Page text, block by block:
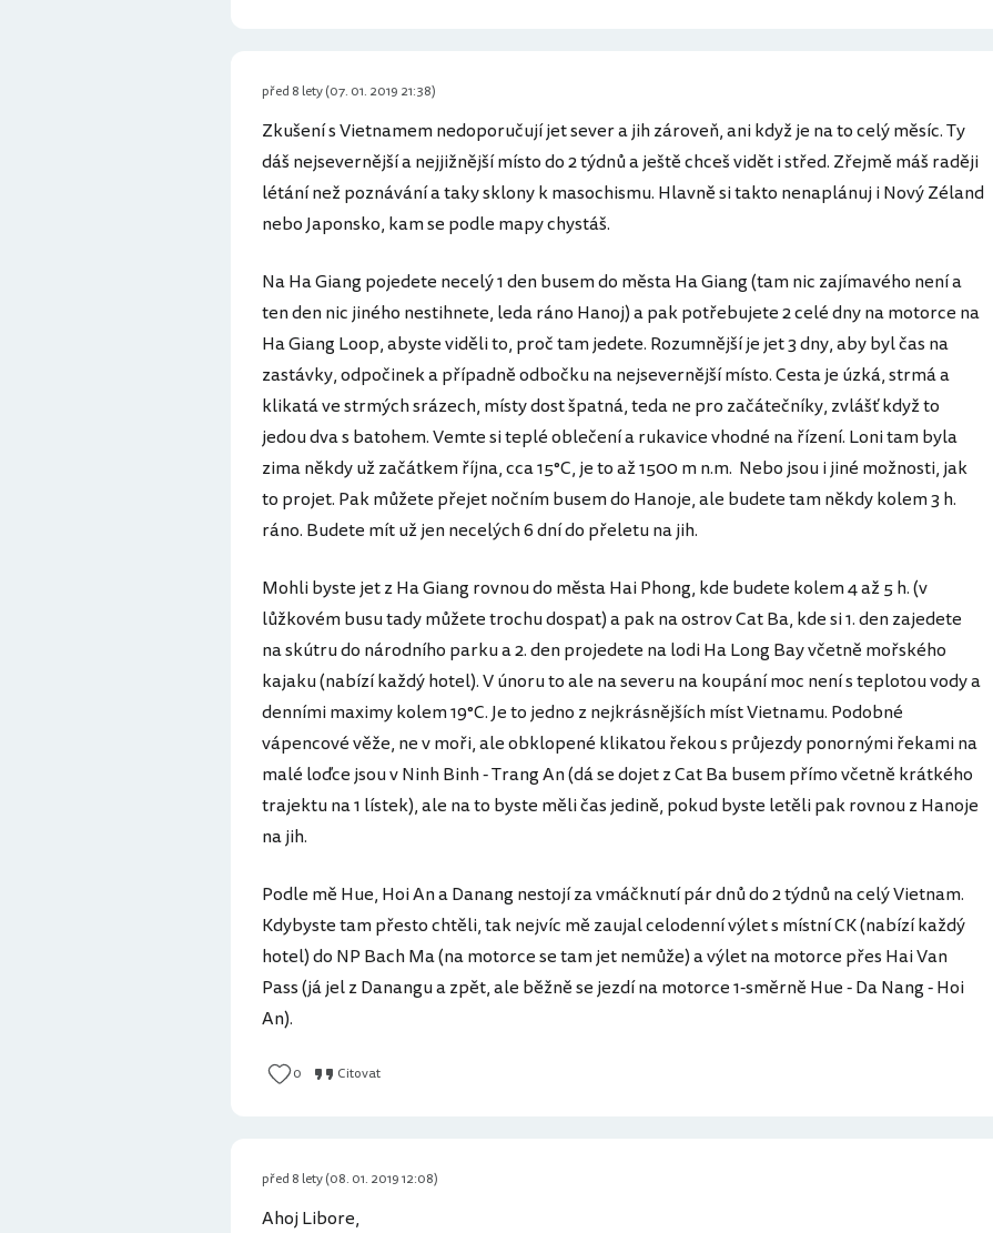
Zkušení s Vietnamem nedoporučují jet sever a jih zároveň, ani když je na to celý měsíc. Ty
dáš nejsevernější a nejjižnější místo do 2 týdnů a ještě chceš vidět i střed. Zřejmě máš raději
létání než poznávání a taky sklony k masochismu. Hlavně si takto nenaplánuj i Nový Zéland
nebo Japonsko, kam se podle mapy chystáš.
Na Ha Giang pojedete necelý 1 den busem do města Ha Giang (tam nic zajímavého není a
ten den nic jiného nestihnete, leda ráno Hanoj) a pak potřebujete 2 celé dny na motorce na
Ha Giang Loop, abyste viděli to, proč tam jedete. Rozumnější je jet 3 dny, aby byl čas na
zastávky, odpočinek a případně odbočku na nejsevernější místo. Cesta je úzká, strmá a
klikatá ve strmých srázech, místy dost špatná, teda ne pro začátečníky, zvlášť když to
jedou dva s batohem. Vemte si teplé oblečení a rukavice vhodné na řízení. Loni tam byla
zima někdy už začátkem října, cca 15°C, je to až 1500 m n.m. Nebo jsou i jiné možnosti, jak
to projet. Pak můžete přejet nočním busem do Hanoje, ale budete tam někdy kolem 3 h.
ráno. Budete mít už jen necelých 6 dní do přeletu na jih.
Mohli byste jet z Ha Giang rovnou do města Hai Phong, kde budete kolem 4 až 5 h. (v
lůžkovém busu tady můžete trochu dospat) a pak na ostrov Cat Ba, kde si 1. den zajedete
na skútru do národního parku a 2. den projedete na lodi Ha Long Bay včetně mořského
kajaku (nabízí každý hotel). V únoru to ale na severu na koupání moc není s teplotou vody a
denními maximy kolem 19°C. Je to jedno z nejkrásnějších míst Vietnamu. Podobné
vápencové věže, ne v moři, ale obklopené klikatou řekou s průjezdy ponornými řekami na
malé loďce jsou v Ninh Binh - Trang An (dá se dojet z Cat Ba busem přímo včetně krátkého
trajektu na 1 lístek), ale na to byste měli čas jedině, pokud byste letěli pak rovnou z Hanoje
na jih.
Podle mě Hue, Hoi An a Danang nestojí za vmáčknutí pár dnů do 2 týdnů na celý Vietnam.
Kdybyste tam přesto chtěli, tak nejvíc mě zaujal celodenní výlet s místní CK (nabízí každý
hotel) do NP Bach Ma (na motorce se tam jet nemůže) a výlet na motorce přes Hai Van
Pass (já jel z Danangu a zpět, ale běžně se jezdí na motorce 1-směrně Hue - Da Nang - Hoi
An).
0 Citovat
před 8 lety (07. 01. 2019 21:38)
Ahoj Libore,
před 8 lety (08. 01. 2019 12:08)